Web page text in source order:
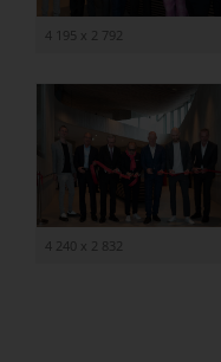
4 195 x 2 792
4 240 x 2 832